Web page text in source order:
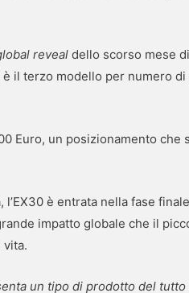
reveal dello scorso mese
il terzo modello per numero
Euro, un posizionamento che
è entrata nella fase
impatto globale che il
vita.
un tipo di prodotto del